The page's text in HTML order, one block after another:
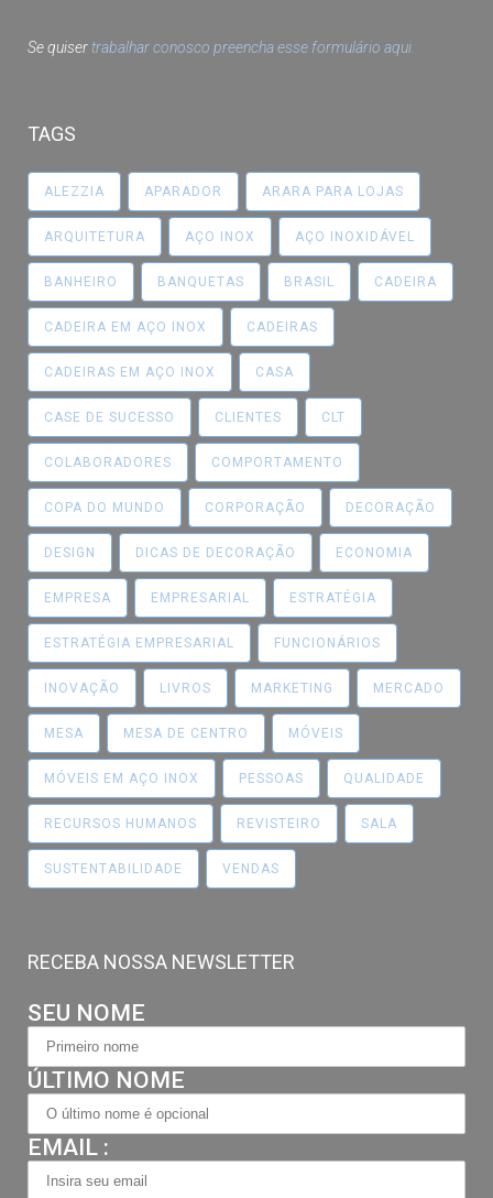
Se quisertrabalhar conosco preencha esse formulário aqui.
TAGS
ALEZZIA APARADOR ARARA PARA LOJAS
ARQUITETURA AÇO INOX AÇO INOXIDÁVEL
BANHEIRO BANQUETAS BRASIL CADEIRA
CADEIRA EM AÇO INOX CADEIRAS
CADEIRAS EM AÇO INOX CASA
CASE DE SUCESSO CLIENTES CLT
COLABORADORES COMPORTAMENTO
COPA DO MUNDO CORPORAÇÃO DECORAÇÃO
DESIGN DICAS DE DECORAÇÃO ECONOMIA
EMPRESA EMPRESARIAL ESTRATÉGIA
ESTRATÉGIA EMPRESARIAL FUNCIONÁRIOS
INOVAÇÃO LIVROS MARKETING MERCADO
MESA MESA DE CENTRO MÓVEIS
MÓVEIS EM AÇO INOX PESSOAS QUALIDADE
RECURSOS HUMANOS REVISTEIRO SALA
SUSTENTABILIDADE VENDAS
RECEBA NOSSA NEWSLETTER
SEU NOME
ÚLTIMO NOME
EMAIL :